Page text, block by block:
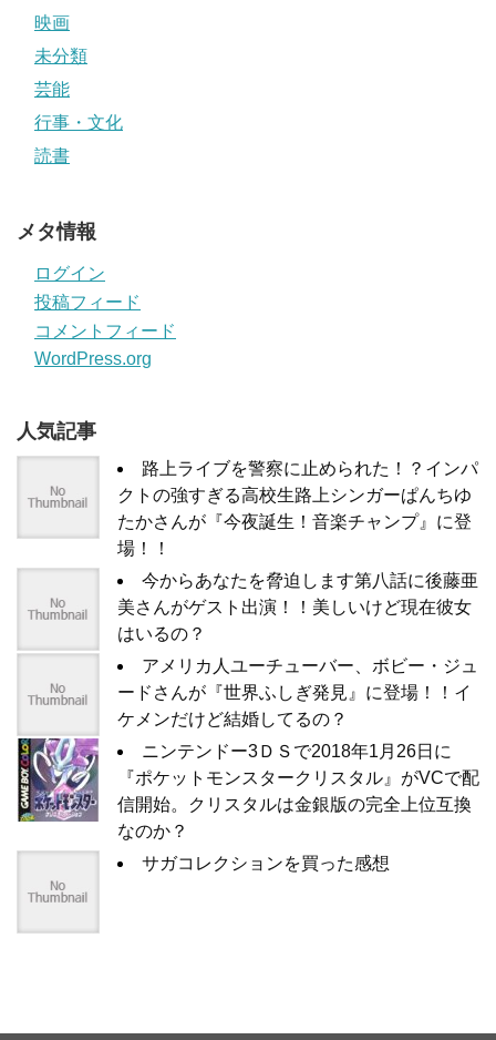
映画
未分類
芸能
行事・文化
読書
メタ情報
ログイン
投稿フィード
コメントフィード
WordPress.org
人気記事
路上ライブを警察に止められた！？インパ
クトの強すぎる高校生路上シンガーぱんちゆ
たかさんが『今夜誕生！音楽チャンプ』に登
場！！
今からあなたを脅迫します第八話に後藤亜
美さんがゲスト出演！！美しいけど現在彼女
はいるの？
アメリカ人ユーチューバー、ボビー・ジュ
ードさんが『世界ふしぎ発見』に登場！！イ
ケメンだけど結婚してるの？
ニンテンドー3ＤＳで2018年1月26日に
『ポケットモンスタークリスタル』がVCで配
信開始。クリスタルは金銀版の完全上位互換
なのか？
サガコレクションを買った感想